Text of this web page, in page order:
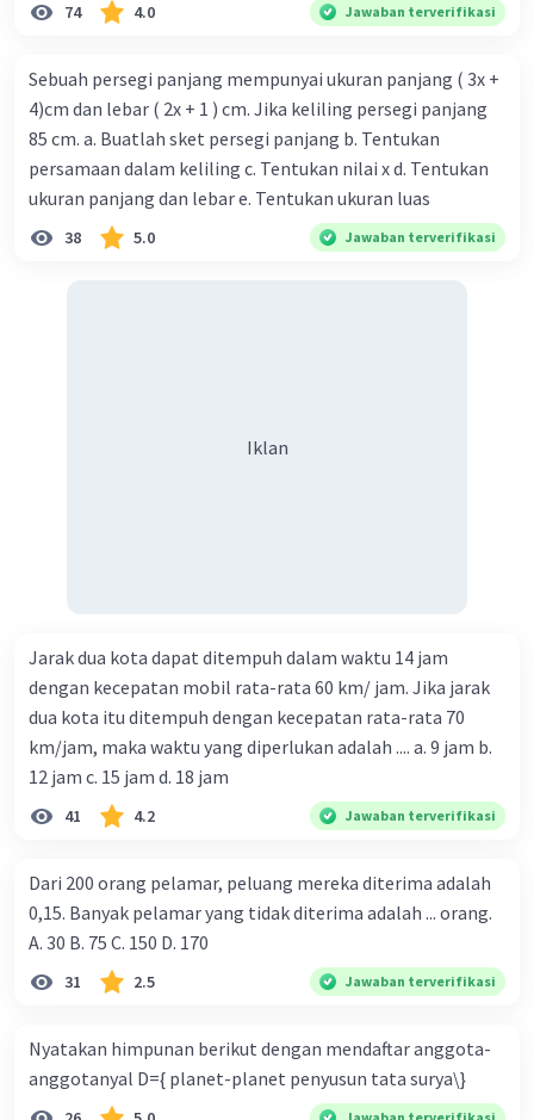
74 4.0 Jawaban terverifikasi
Sebuah persegi panjang mempunyai ukuran panjang ( 3x +
4)cm dan lebar ( 2x + 1 ) cm. Jika keliling persegi panjang
85 cm. a. Buatlah sket persegi panjang b. Tentukan
persamaan dalam keliling c. Tentukan nilai x d. Tentukan
ukuran panjang dan lebar e. Tentukan ukuran luas
38 5.0 Jawaban terverifikasi
Iklan
Jarak dua kota dapat ditempuh dalam waktu 14 jam
dengan kecepatan mobil rata-rata 60 km/ jam. Jika jarak
dua kota itu ditempuh dengan kecepatan rata-rata 70
km/jam, maka waktu yang diperlukan adalah .... a. 9 jam b.
12 jam c. 15 jam d. 18 jam
41 4.2 Jawaban terverifikasi
Dari 200 orang pelamar, peluang mereka diterima adalah
0,15. Banyak pelamar yang tidak diterima adalah ... orang.
A. 30 B. 75 C. 150 D. 170
31 2.5 Jawaban terverifikasi
Nyatakan himpunan berikut dengan mendaftar anggota-
anggotanyal D={ planet-planet penyusun tata surya\}